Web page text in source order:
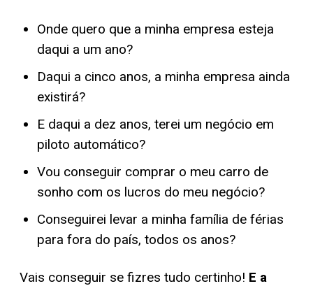
Onde quero que a minha empresa esteja
daqui a um ano?
Daqui a cinco anos, a minha empresa ainda
existirá?
E daqui a dez anos, terei um negócio em
piloto automático?
Vou conseguir comprar o meu carro de
sonho com os lucros do meu negócio?
Conseguirei levar a minha família de férias
para fora do país, todos os anos?
Vais conseguir se fizres tudo certinho! E a